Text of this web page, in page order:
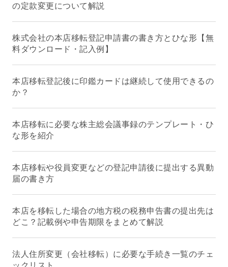
の定款変更について解説
株式会社の本店移転登記申請書の書き方とひな形【無
料ダウンロード・記入例】
本店移転登記後に印鑑カードは継続して使用できるの
か？
本店移転に必要な株主総会議事録のテンプレート・ひ
な形を紹介
本店移転や役員変更などの登記申請後に提出する異動
届の書き方
本店を移転した場合の地方税の税務申告書の提出先は
どこ？記載例や申告期限をまとめて解説
法人住所変更（会社移転）に必要な手続き一覧のチェ
ックリスト